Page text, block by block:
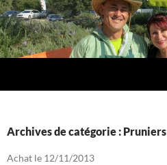
Aller
au
contenu
Archives de catégorie : Pruniers
Achat le 12/11/2013